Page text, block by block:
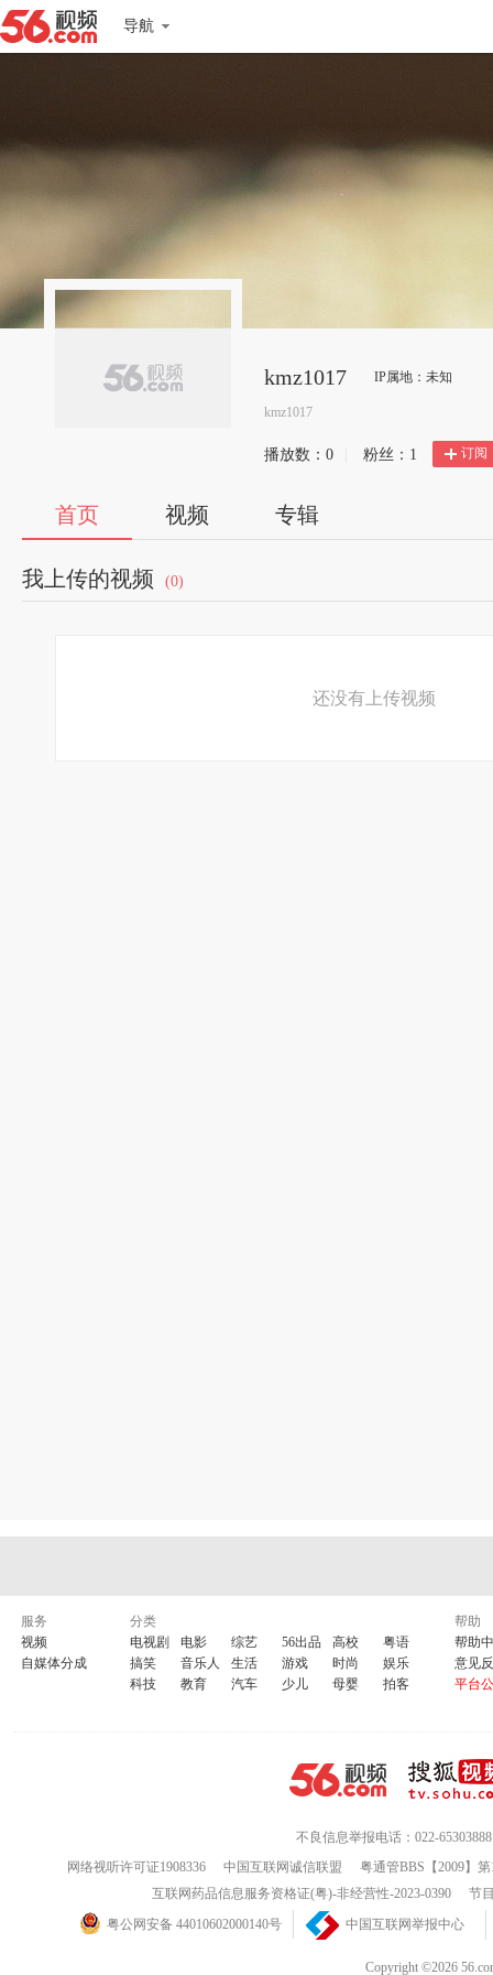
导航
kmz1017 IP属地：未知
kmz1017
播放数： 0 粉丝： 1 订阅
首页 视频 专辑
我上传的视频 (0)
还没有上传视频
服务
视频
自媒体分成
分类
电视剧
电影 综艺 56出品 高校
粤语
搞笑
音乐人 生活 游戏 时尚
娱乐
科技
教育 汽车 少儿 母婴 拍客
帮助
帮助
意见
平台
不良信息举报电话：022-65303888
网络视听许可证1908336
中国互联网诚信联盟
粤通管BBS【2009】
互联网药品信息服务资格证(粤)-非经营性-2023-0390
节
粤公网安备 44010602000140号
中国互联网举报中心
Copyright ©2026